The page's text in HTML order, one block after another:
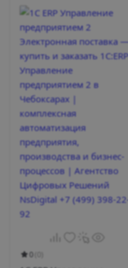
отчётность
Автоматическая
электронная сдача
сроков и статусов
0